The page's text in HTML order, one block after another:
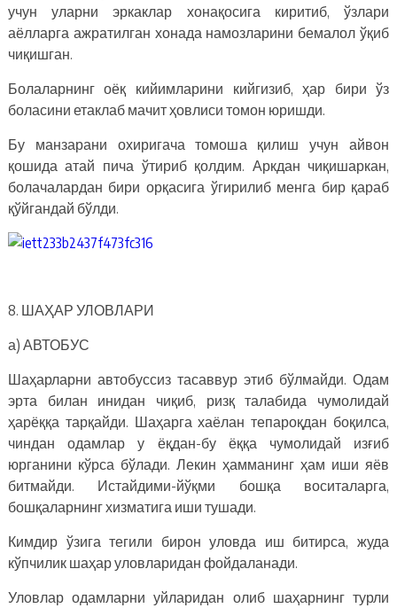
учун уларни эркаклар хонақосига киритиб, ўзлари
аёлларга ажратилган хонада намозларини бемалол ўқиб
чиқишган.
Болаларнинг оёқ кийимларини кийгизиб, ҳар бири ўз
боласини етаклаб мачит ҳовлиси томон юришди.
Бу манзарани охиригача томоша қилиш учун айвон
қошида атай пича ўтириб қолдим. Аркдан чиқишаркан,
болачалардан бири орқасига ўгирилиб менга бир қараб
қўйгандай бўлди.
8. ШАҲАР УЛОВЛАРИ
а) АВТОБУС
Шаҳарларни автобуссиз тасаввур этиб бўлмайди. Одам
эрта билан инидан чиқиб, ризқ талабида чумолидай
ҳарёққа тарқайди. Шаҳарга хаёлан тепароқдан боқилса,
чиндан одамлар у ёқдан-бу ёққа чумолидай изғиб
юрганини кўрса бўлади. Лекин ҳамманинг ҳам иши яёв
битмайди. Истайдими-йўқми бошқа воситаларга,
бошқаларнинг хизматига иши тушади.
Кимдир ўзига тегили бирон уловда иш битирса, жуда
кўпчилик шаҳар уловларидан фойдаланади.
Уловлар одамларни уйларидан олиб шаҳарнинг турли